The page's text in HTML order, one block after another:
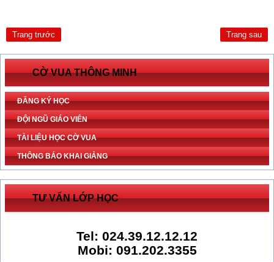
Trang trước Trang sau
CỜ VUA THÔNG MINH
ĐĂNG KÝ HỌC
ĐỘI NGŨ GIÁO VIÊN
TÀI LIỆU HỌC CỜ VUA
THÔNG BÁO KHAI GIẢNG
TƯ VẤN LỚP HỌC
Tel: 024.39.12.12.12
Mobi: 091.202.3355